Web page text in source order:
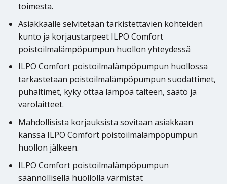
toimesta.
Asiakkaalle selvitetään tarkistettavien kohteiden
kunto ja korjaustarpeet ILPO Comfort
poistoilmalämpöpumpun huollon yhteydessä
ILPO Comfort poistoilmalämpöpumpun huollossa
tarkastetaan poistoilmalämpöpumpun suodattimet,
puhaltimet, kyky ottaa lämpöä talteen, säätö ja
varolaitteet.
Mahdollisista korjauksista sovitaan asiakkaan
kanssa ILPO Comfort poistoilmalämpöpumpun
huollon jälkeen.
ILPO Comfort poistoilmalämpöpumpun
säännöllisellä huollolla varmistat